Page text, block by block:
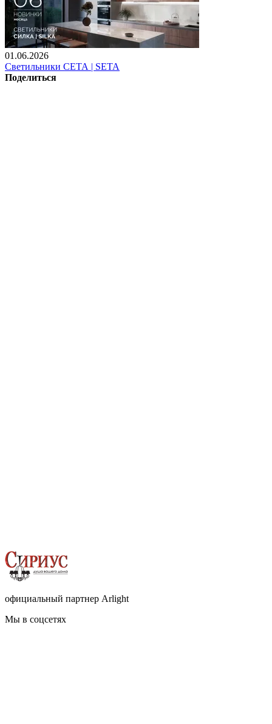
01.06.2026
Светильники СЕТА | SETA
Поделиться
официальный партнер Arlight
Мы в соцсетях